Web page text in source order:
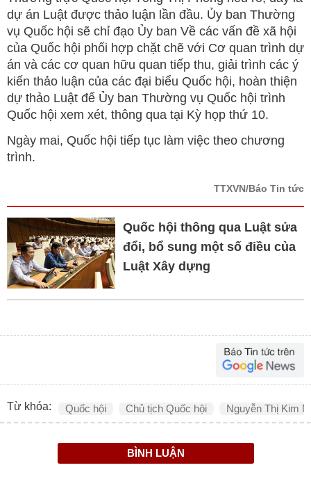
dự án Luật được thảo luận lần đầu. Ủy ban Thường
vụ Quốc hội sẽ chỉ đạo Ủy ban Về các vấn đề xã hội
của Quốc hội phối hợp chặt chẽ với Cơ quan trình dự
án và các cơ quan hữu quan tiếp thu, giải trình các ý
kiến thảo luận của các đại biểu Quốc hội, hoàn thiện
dự thảo Luật để Ủy ban Thường vụ Quốc hội trình
Quốc hội xem xét, thông qua tại Kỳ họp thứ 10.
Ngày mai, Quốc hội tiếp tục làm việc theo chương
trình.
TTXVN/Báo Tin tức
Quốc hội thông qua Luật sửa
đổi, bổ sung một số điều của
Luật Xây dựng
Từ khóa: Quốc hội Chủ tịch Quốc hội Nguyễn Thị Kim
BÌNH LUẬN